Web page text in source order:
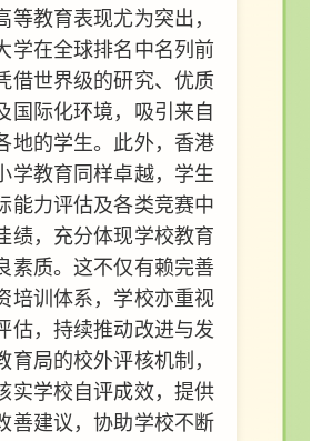
等教育表现尤为突出，
学在全球排名中名列前
借世界级的研究、优质
国际化环境，吸引来自
地的学生。此外，香港
学教育同样卓越，学生
能力评估及各类竞赛中
绩，充分体现学校教育
素质。这不仅有赖完善
培训体系，学校亦重视
估，持续推动改进与发
育局的校外评核机制，
实学校自评成效，提供
善建议，协助学校不断